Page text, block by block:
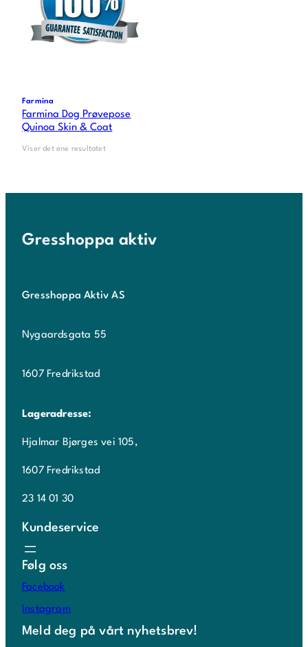
Farmina
Farmina Dog Prøvepose
Quinoa Skin & Coat
Viser det ene resultatet
Gresshoppa aktiv
Gresshoppa Aktiv AS
Nygaardsgata 55
1607 Fredrikstad
Lageradresse:
Hjalmar Bjørges vei 105,
1607 Fredrikstad
23 14 01 30
Kundeservice
Følg oss
Facebook
Instagram
Meld deg på vårt nyhetsbrev!